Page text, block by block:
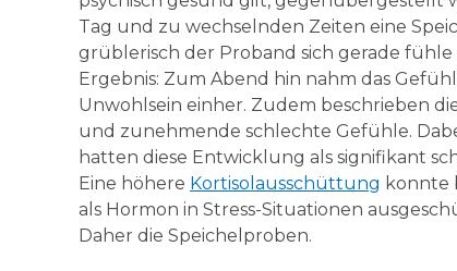
Tag und zu wechselnden Zeiten eine
grüblerisch der Proband sich gerade fühle
Ergebnis: Zum Abend hin nahm das
Unwohlsein einher. Zudem beschrieben
und zunehmende schlechte Gefühle.
hatten diese Entwicklung als signifikant
Eine höhere Kortisolausschüttung konnte
als Hormon in Stress-Situationen
Daher die Speichelproben.